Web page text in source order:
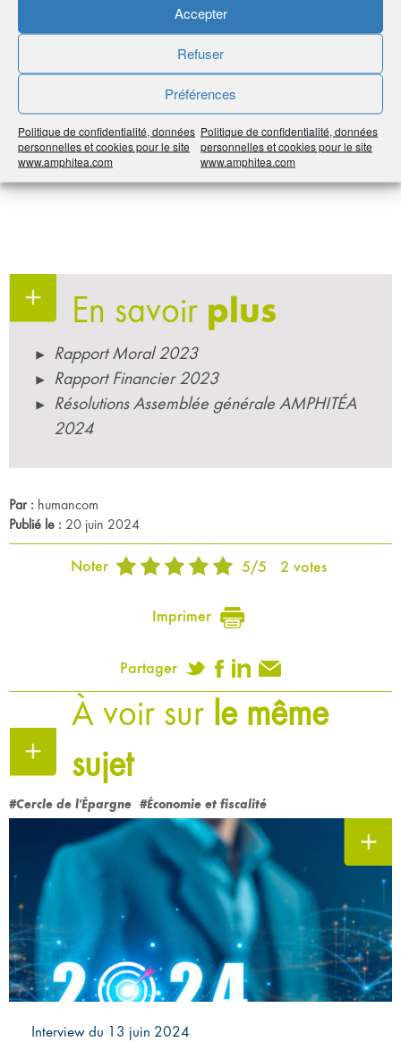
Accepter
Refuser
Préférences
Politique de confidentialité, données
personnelles et cookies pour le site
www.amphitea.com
Politique de confidentialité, données
personnelles et cookies pour le site
www.amphitea.com
Sylvie Barthen
Véronique Poncin
Arnaud Vandecasteele
En savoir plus
Rapport Moral 2023
Rapport Financier 2023
Résolutions Assemblée générale AMPHITÉA
2024
Par : humancom
Publié le : 20 juin 2024
Noter 5/5 2 votes
Imprimer
Partager
À voir sur le même
sujet
#Cercle de l'Épargne #Économie et fiscalité
Interview du 13 juin 2024